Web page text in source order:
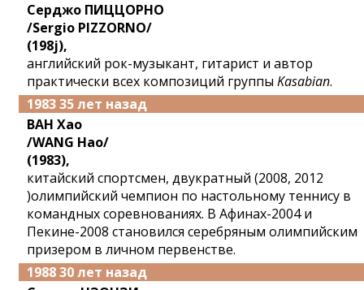
Серджо ПИЦЦОРНО
/Sergio PIZZORNO/
(198j),
английский рок-музыкант, гитарист и автор
практически всех композиций группы Kasabian.
1983 35 лет назад
ВАН Хао
/WANG Hao/
(1983),
китайский спортсмен, двукратный (2008, 2012
)олимпийский чемпион по настольному теннису в
командных соревнованиях. В Афинах-2004 и
Пекине-2008 становился серебряным олимпийским
призером в личном первенстве.
1988 30 лет назад